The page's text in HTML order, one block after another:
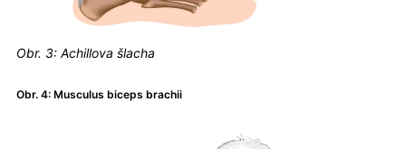
Obr. 3: Achillova šlacha
Obr. 4: Musculus biceps brachii